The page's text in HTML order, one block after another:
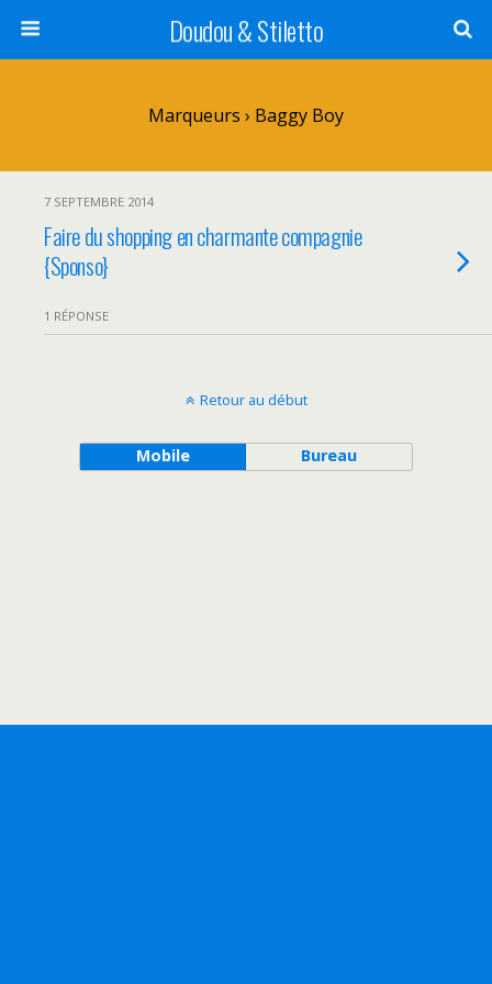
Doudou & Stiletto
Marqueurs › Baggy Boy
7 SEPTEMBRE 2014
Faire du shopping en charmante compagnie
{Sponso}
1 RÉPONSE
Retour au début
Mobile Bureau